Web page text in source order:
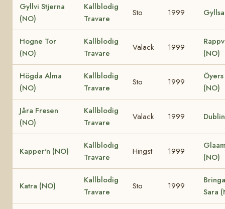
Gyllvi Stjerna
(NO)
Kallblodig
Travare
Sto 1999
Hogne Tor
(NO)
Kallblodig
Travare
Valack 1999
(NO)
Högda Alma
(NO)
Kallblodig
Travare
Sto 1999
(NO)
Jåra Fresen
(NO)
Kallblodig
Travare
Valack 1999
Kapper'n (NO)
Kallblodig
Travare
Hingst 1999
(NO)
Katra (NO)
Kallblodig
Travare
Sto 1999
Sara